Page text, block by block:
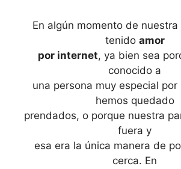
En algún momento de
tenido amor
por internet, ya bien sea
conocido a
una persona muy especial por
hemos quedado
prendados, o porque nuestra
fuera y
esa era la única manera de
cerca. En